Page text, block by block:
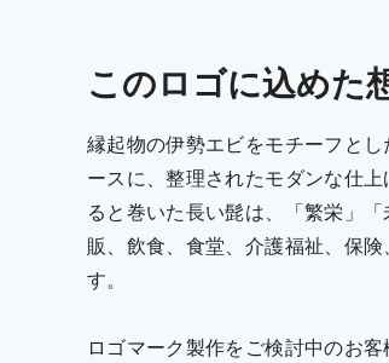
このロゴに込めた
縁起物の伊勢エビをモチーフと
ースに、整理されたモダンな仕
ると巻いた長い髭は、「繁栄」
販、飲食、食堂、介護福祉、保
す。
ロゴマーク製作をご検討中のお